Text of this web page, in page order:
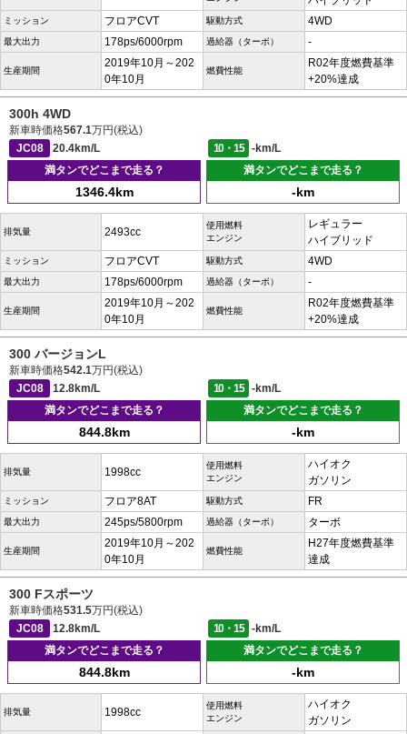
ミッション フロアCVT 駆動方式 4WD
最大出力 178ps/6000rpm 過給器（ターボ） -
生産期間
2019年10月～202
0年10月
燃費性能
R02年度燃費基準
+20%達成
300h 4WD
新車時価格567.1万円(税込)
JC08
20.4km/L 10・15
-km/L
満タンでどこまで走る？
1346.4km
満タンでどこまで走る？
-km
排気量 2493cc
使用燃料
エンジン
レギュラー
ハイブリッド
ミッション フロアCVT 駆動方式 4WD
最大出力 178ps/6000rpm 過給器（ターボ） -
生産期間
2019年10月～202
0年10月
燃費性能
R02年度燃費基準
+20%達成
300 バージョンL
新車時価格542.1万円(税込)
JC08
12.8km/L 10・15
-km/L
満タンでどこまで走る？
844.8km
満タンでどこまで走る？
-km
排気量 1998cc
使用燃料
エンジン
ハイオク
ガソリン
ミッション フロア8AT 駆動方式 FR
最大出力 245ps/5800rpm 過給器（ターボ） ターボ
生産期間
2019年10月～202
0年10月
燃費性能
H27年度燃費基準
達成
300 Fスポーツ
新車時価格531.5万円(税込)
JC08
12.8km/L 10・15
-km/L
満タンでどこまで走る？
844.8km
満タンでどこまで走る？
-km
排気量 1998cc
使用燃料
エンジン
ハイオク
ガソリン